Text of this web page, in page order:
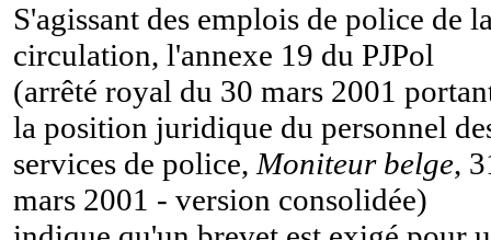
S'agissant des emplois de police de
circulation, l'annexe 19 du PJPol
(arrêté royal du 30 mars 2001
la position juridique du personnel
services de police,Moniteur belge,
mars 2001 - version consolidée)